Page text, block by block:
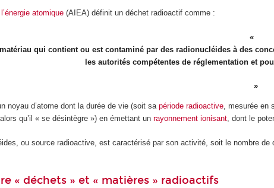
atomique (AIEA) définit un déchet radioactif comme :
qui contient ou est contaminé par des radionucléides à des
les autorités compétentes de réglementation et
noyau d’atome dont la durée de vie (soit sapériode radioactive, mesurée en
qu’il « se désintègre ») en émettant unrayonnement ionisant, dont le
ou source radioactive, est caractérisé par son activité, soit le nombre
« déchets » et « matières » radioactifs